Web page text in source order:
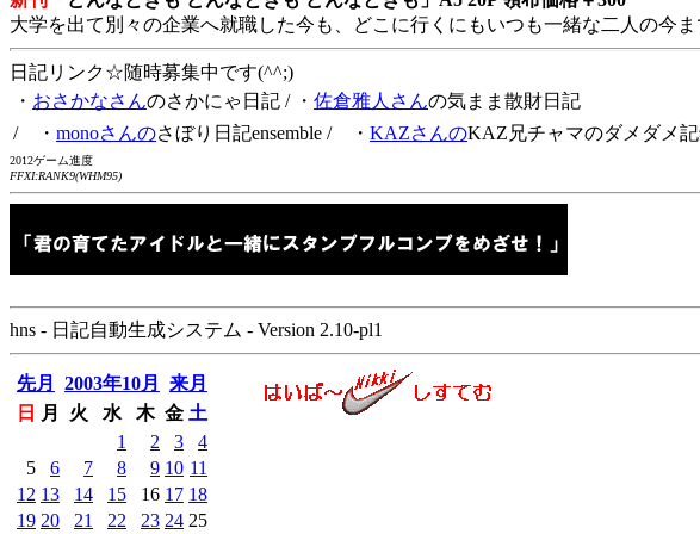
大学を出て別々の企業へ就職した今も、どこに行くにもいつも一緒な二人の今
日記リンク☆随時募集中です(^^;)
・ おさかなさんのさかにゃ日記 / ・ 佐倉雅人さんの気まま散財日記
/ ・ monoさんのさぼり日記ensemble / ・ KAZさんのKAZ兄チャマのダメダメ記
2012ゲーム進度
FFXI:RANK9(WHM95)
hns - 日記自動生成システム - Version 2.10-pl1
先月 2003年10月
来月
日
月 火 水 木 金 土
1
2 3
4
5
6 7 8 9 10 11
12 13 14 15 16 17 18
19 20 21 22 23 24 25